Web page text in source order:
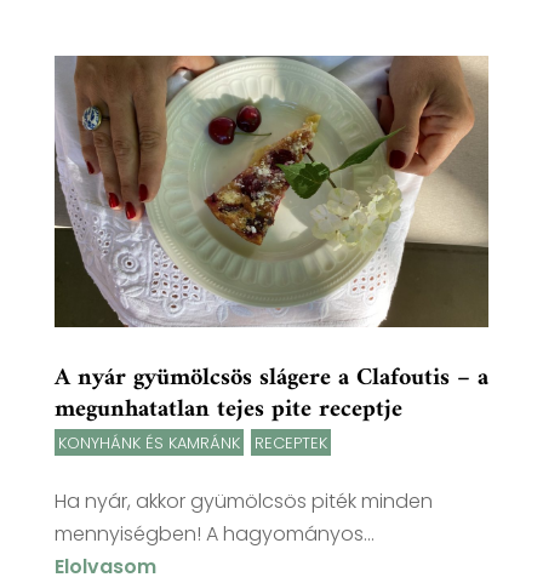
A nyár gyümölcsös slágere a Clafoutis – a
megunhatatlan tejes pite receptje
KONYHÁNK ÉS KAMRÁNK RECEPTEK
Ha nyár, akkor gyümölcsös piték minden
mennyiségben! A hagyományos...
Elolvasom